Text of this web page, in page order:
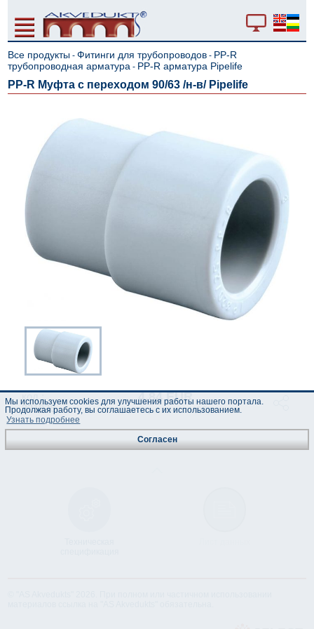
Все продукты -Фитинги для трубопроводов - PP-R
трубопроводная арматура - PP-R арматура Pipelife
PP-R Муфта с переходом 90/63 /н-в/ Pipelife
код :
321828
4.84 EUR
(Цены указаны с НДС)
Мы используем cookies для улучшения работы нашего портала.
Продолжая работу, вы соглашаетесь с их использованием.
Узнать подробнее
Согласен